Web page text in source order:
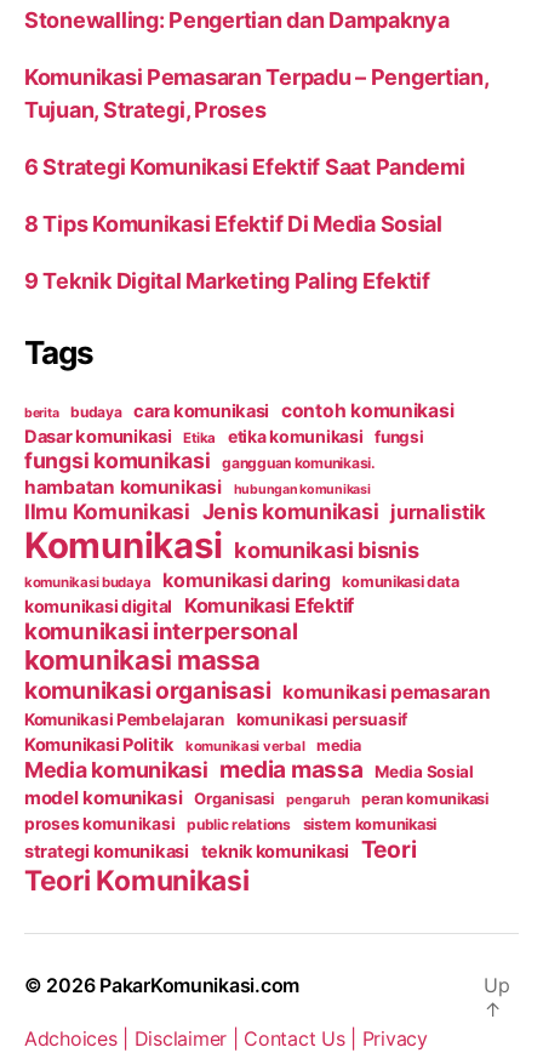
Stonewalling: Pengertian dan Dampaknya
Komunikasi Pemasaran Terpadu – Pengertian,
Tujuan, Strategi, Proses
6 Strategi Komunikasi Efektif Saat Pandemi
8 Tips Komunikasi Efektif Di Media Sosial
9 Teknik Digital Marketing Paling Efektif
Tags
berita budaya cara komunikasi contoh komunikasi
Dasar komunikasi Etika etika komunikasi fungsi
fungsi komunikasi gangguan komunikasi.
hambatan komunikasi hubungan komunikasi
Ilmu Komunikasi Jenis komunikasi jurnalistik
Komunikasi komunikasi bisnis
komunikasi budaya komunikasi daring komunikasi data
komunikasi digital Komunikasi Efektif
komunikasi interpersonal
komunikasi massa
komunikasi organisasi komunikasi pemasaran
Komunikasi Pembelajaran komunikasi persuasif
Komunikasi Politik komunikasi verbal media
Media komunikasi media massa Media Sosial
model komunikasi Organisasi pengaruh peran komunikasi
proses komunikasi public relations sistem komunikasi
strategi komunikasi teknik komunikasi Teori
Teori Komunikasi
© 2026 PakarKomunikasi.com
Adchoices | Disclaimer | Contact Us | Privacy
Up
↑